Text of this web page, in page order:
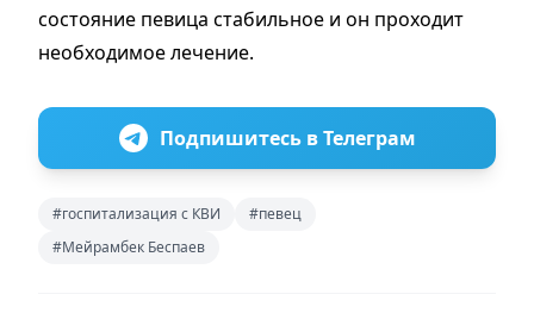
состояние певица стабильное и он проходит
необходимое лечение.
Подпишитесь в Телеграм
#госпитализация с КВИ
#певец
#Мейрамбек Беспаев